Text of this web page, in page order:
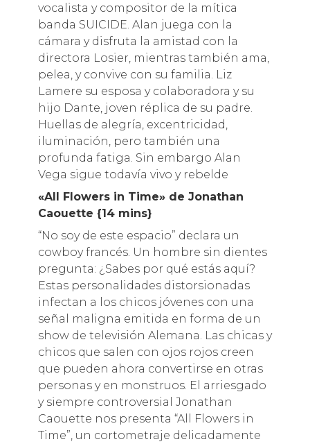
vocalista y compositor de la mítica
banda SUICIDE. Alan juega con la
cámara y disfruta la amistad con la
directora Losier, mientras también ama,
pelea, y convive con su familia. Liz
Lamere su esposa y colaboradora y su
hijo Dante, joven réplica de su padre.
Huellas de alegría, excentricidad,
iluminación, pero también una
profunda fatiga. Sin embargo Alan
Vega sigue todavía vivo y rebelde
«All Flowers in Time» de Jonathan
Caouette {14 mins}
“No soy de este espacio” declara un
cowboy francés. Un hombre sin dientes
pregunta: ¿Sabes por qué estás aquí?
Estas personalidades distorsionadas
infectan a los chicos jóvenes con una
señal maligna emitida en forma de un
show de televisión Alemana. Las chicas y
chicos que salen con ojos rojos creen
que pueden ahora convertirse en otras
personas y en monstruos. El arriesgado
y siempre controversial Jonathan
Caouette nos presenta “All Flowers in
Time”, un cortometraje delicadamente